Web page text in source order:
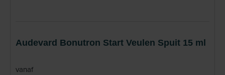
Audevard Bonutron Start Veulen Spuit 15 ml
vanaf